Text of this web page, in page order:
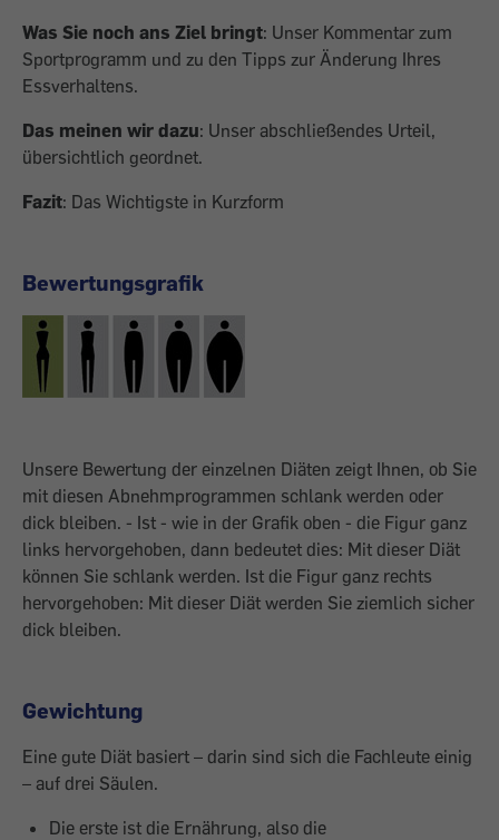
Was Sie noch ans Ziel bringt: Unser Kommentar zum
Sportprogramm und zu den Tipps zur Änderung Ihres
Essverhaltens.
Das meinen wir dazu: Unser abschließendes Urteil,
übersichtlich geordnet.
Fazit: Das Wichtigste in Kurzform
Bewertungsgrafik
Unsere Bewertung der einzelnen Diäten zeigt Ihnen, ob Sie
mit diesen Abnehmprogrammen schlank werden oder
dick bleiben. - Ist - wie in der Grafik oben - die Figur ganz
links hervorgehoben, dann bedeutet dies: Mit dieser Diät
können Sie schlank werden. Ist die Figur ganz rechts
hervorgehoben: Mit dieser Diät werden Sie ziemlich sicher
dick bleiben.
Gewichtung
Eine gute Diät basiert – darin sind sich die Fachleute einig
– auf drei Säulen.
Die erste ist die Ernährung, also die